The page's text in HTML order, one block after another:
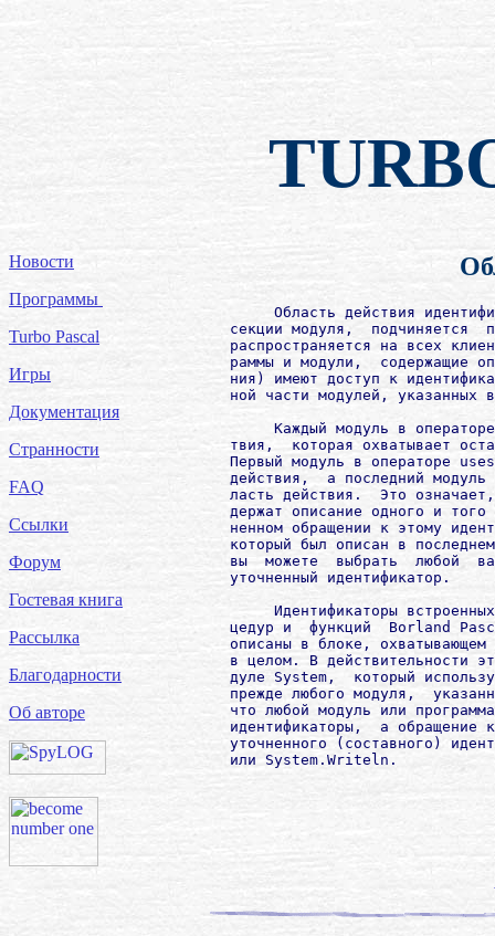
Новости
Программы
Turbo Pascal
Игры
Документация
Странности
FAQ
Ссылки
Форум
Гостевая книга
Рассылка
Благодарности
Об авторе
Область действия
секции модуля,  подчиняется
распространяется на всех
раммы и модули,  содержащие
ния) имеют доступ к
ной части модулей, указанных
Каждый модуль в
твия,  которая охватывает
Первый модуль в операторе
действия,  а последний
ласть действия.  Это
держат описание одного и
ненном обращении к этому
который был описан в
вы  можете  выбрать  любой
        уточненный идентификатор.
Идентификаторы
цедур и  функций  Borland
описаны в блоке,
в целом. В действительности
дуле System,  который
прежде любого модуля,
что любой модуль или
идентификаторы,  а обращение
уточненного (составного)
        или System.Writeln.